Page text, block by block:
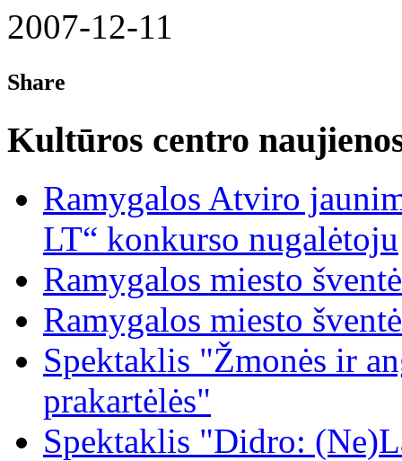
2007-12-11
Share
Kultūros centro
Ramygalos Atviro
LT“ konkurso nugalėtoju
Ramygalos miesto šventė
Ramygalos miesto šventė
Spektaklis "Žmonės ir
prakartėlės"
Spektaklis "Didro: